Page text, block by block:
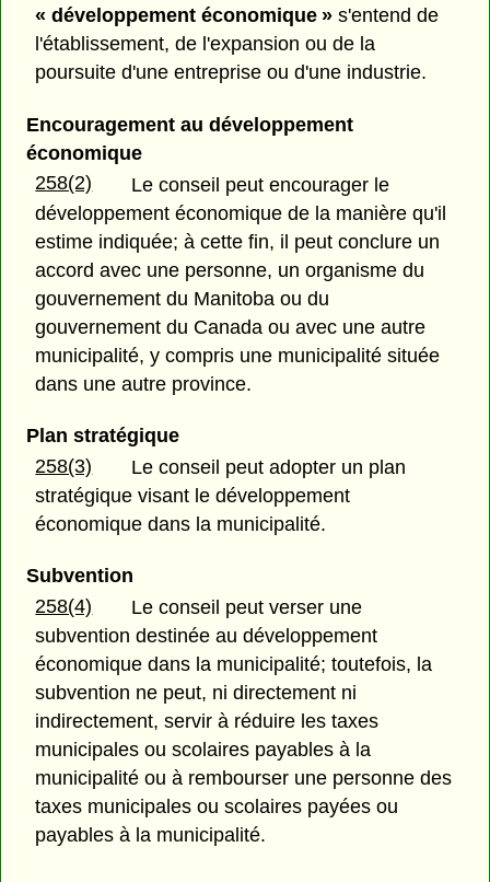
« développement économique » s'entend de
l'établissement, de l'expansion ou de la
poursuite d'une entreprise ou d'une industrie.
Encouragement au développement
économique
258(2)
Le conseil peut encourager le
développement économique de la manière qu'il
estime indiquée; à cette fin, il peut conclure un
accord avec une personne, un organisme du
gouvernement du Manitoba ou du
gouvernement du Canada ou avec une autre
municipalité, y compris une municipalité située
dans une autre province.
Plan stratégique
258(3)
Le conseil peut adopter un plan
stratégique visant le développement
économique dans la municipalité.
Subvention
258(4)
Le conseil peut verser une
subvention destinée au développement
économique dans la municipalité; toutefois, la
subvention ne peut, ni directement ni
indirectement, servir à réduire les taxes
municipales ou scolaires payables à la
municipalité ou à rembourser une personne des
taxes municipales ou scolaires payées ou
payables à la municipalité.